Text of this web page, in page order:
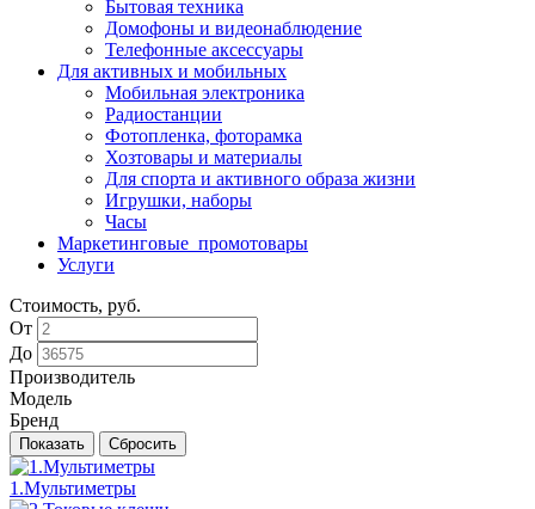
Бытовая техника
Домофоны и видеонаблюдение
Телефонные аксессуары
Для активных и мобильных
Мобильная электроника
Радиостанции
Фотопленка, фоторамка
Хозтовары и материалы
Для спорта и активного образа жизни
Игрушки, наборы
Часы
Маркетинговые_промотовары
Услуги
Стоимость, руб.
От
До
Производитель
Модель
Бренд
1.Мультиметры